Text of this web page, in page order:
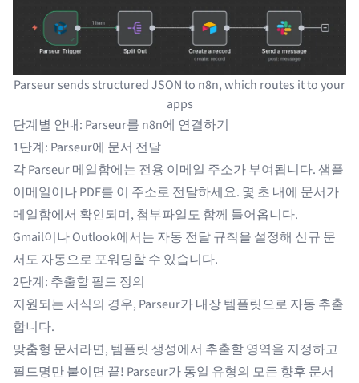
Parseur sends structured JSON to n8n, which routes it to your
apps
단계별 안내: Parseur를 n8n에 연결하기
1단계: Parseur에 문서 전달
각 Parseur 메일함에는 전용 이메일 주소가 부여됩니다. 샘플
이메일이나 PDF를 이 주소로 전달하세요. 몇 초 내에 문서가
메일함에서 확인되며, 첨부파일도 함께 들어옵니다.
Gmail이나 Outlook에서는 자동 전달 규칙을 설정해 신규 문
서도 자동으로 포워딩할 수 있습니다.
2단계: 추출할 필드 정의
지원되는 서식의 경우, Parseur가 내장 템플릿으로 자동 추출
합니다.
맞춤형 문서라면, 템플릿 생성에서 추출할 영역을 지정하고
필드명만 붙이면 끝! Parseur가 동일 유형의 모든 향후 문서